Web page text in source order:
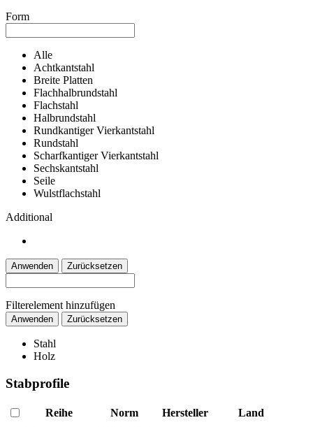
Form
Alle
Achtkantstahl
Breite Platten
Flachhalbrundstahl
Flachstahl
Halbrundstahl
Rundkantiger Vierkantstahl
Rundstahl
Scharfkantiger Vierkantstahl
Sechskantstahl
Seile
Wulstflachstahl
Additional
Anwenden Zurücksetzen
Filterelement hinzufügen
Anwenden Zurücksetzen
Stahl
Holz
Stabprofile
Reihe Norm Hersteller
Land